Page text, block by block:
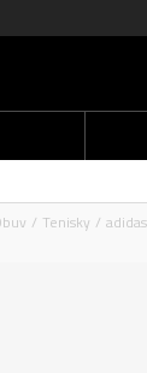
Tenisky